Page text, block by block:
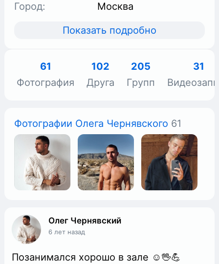
Город:
Москва
Показать подробно
61
Фотография
102
Друга
205
Групп
31
Фотографии Олега Чернявского 61
Олег Чернявский
6 лет назад
Позанимался хорошо в зале ☺🖖💪